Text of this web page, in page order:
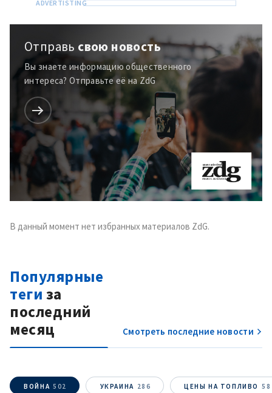
Отправь свою новость
Вы знаете информацию общественного
интереса? Отправьте её на ZdG
В данный момент нет избранных материалов ZdG.
Популярные
теги за
последний
месяц
Смотреть последние новости
ВОЙНА 502 УКРАИНА 286 ЦЕНЫ НА ТОПЛИВО 58